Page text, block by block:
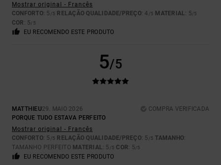
Mostrar original - Francês
CONFORTO: 5 /5 RELAÇÃO QUALIDADE/PREÇO: 4 /5 MATERIAL: 5/5
COR : 5/5
EU RECOMENDO ESTE PRODUTO
5/5
MATTHIEU29. MAIO 2026
COMPRA VERIFICADA
PORQUE TUDO ESTAVA PERFEITO
Mostrar original - Francês
CONFORTO: 5 /5 RELAÇÃO QUALIDADE/PREÇO: 5 /5 TAMANHO:
TAMANHO PERFEITO MATERIAL: 5 /5 COR: 5/5
EU RECOMENDO ESTE PRODUTO